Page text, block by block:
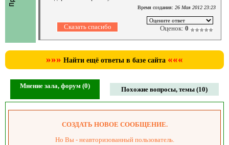
Время создания: 26 Мая 2012 23:23
Оценок: 0
»»» Найти ещё ответы в базе сайта «««
Мнение зала, форум (0) Похожие вопросы, темы (10)
СОЗДАТЬ НОВОЕ СООБЩЕНИЕ.
Но Вы - неавторизованный пользователь.